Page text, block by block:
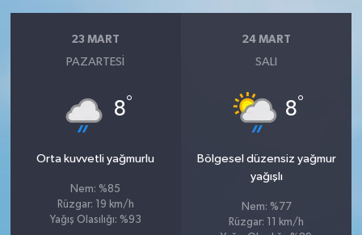
23 MART
PAZARTESI
8°
Orta kuvvetli yağmurlu
Nem: %85
Rüzgar: 19 km/h
Yağış Olasılığı: %93
24 MART
SALI
8°
Bölgesel düzensiz yağmur
yağışlı
Nem: %77
Rüzgar: 11 km/h